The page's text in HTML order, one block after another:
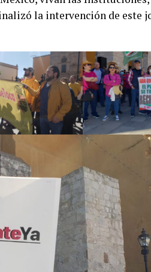
la intervención de este